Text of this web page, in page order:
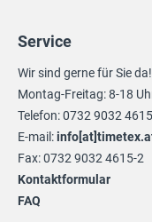
Service
Wir sind gerne für Sie da!
Montag-Freitag: 8-18
Telefon: 0732 9032
E-mail:
Fax: 0732 9032 4615-2
Kontaktformular
FAQ